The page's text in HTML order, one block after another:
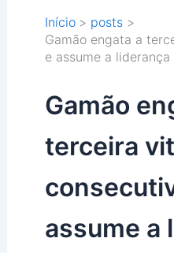
Início
posts
Gamão engata a
e assume a
Gamão
terceira
assume a